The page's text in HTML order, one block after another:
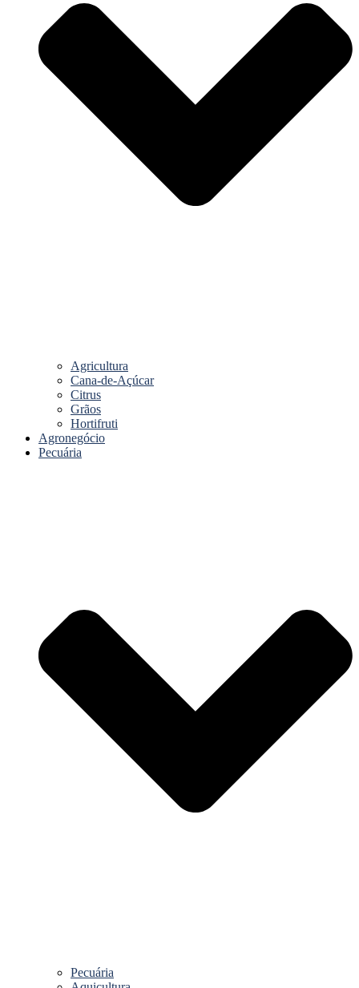
Agricultura
Cana-de-Açúcar
Citrus
Grãos
Hortifruti
Agronegócio
Pecuária
Pecuária